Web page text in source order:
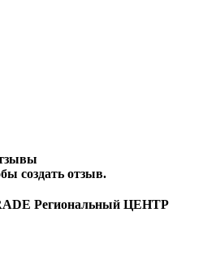
создать отзыв.
Региональный ЦЕНТР